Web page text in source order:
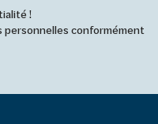
!
personnelles conformément